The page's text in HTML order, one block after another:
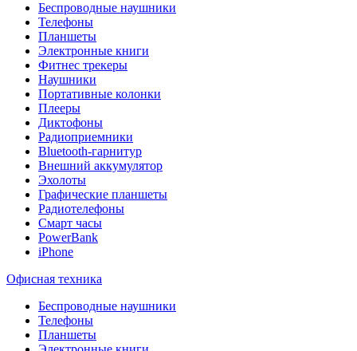
Беспроводные наушники
Телефоны
Планшеты
Электронные книги
Фитнес трекеры
Наушники
Портативные колонки
Плееры
Диктофоны
Радиоприемники
Bluetooth-гарнитур
Внешний аккумулятор
Эхолоты
Графические планшеты
Радиотелефоны
Смарт часы
PowerBank
iPhone
Офисная техника
Беспроводные наушники
Телефоны
Планшеты